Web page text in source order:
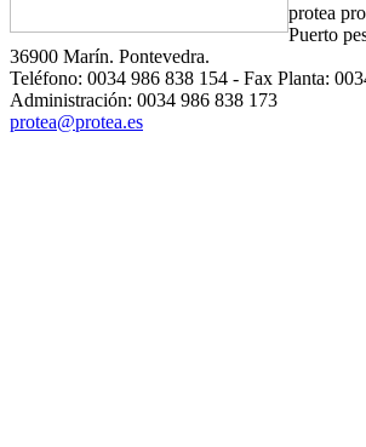
protea
Puerto
36900 Marín. Pontevedra.
Teléfono: 0034 986 838 154 - Fax Planta:
Administración: 0034 986 838 173
protea@protea.es